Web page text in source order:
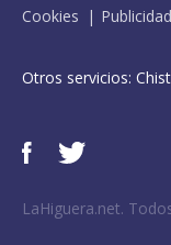
Cookies
Otros servicios:
LaHiguera.net.